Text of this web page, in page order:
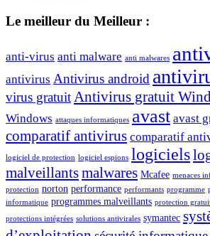
Le meilleur du Meilleur :
anti-virus anti malware anti malwares
antivirus Antivirus android
virus gratuitAntivirus gratuit
Windows attaques informatiques avast avast
comparatif antivirus comparatif
logiciel de protection logiciel espions logiciels
malveillantsmalwares Mcafee menaces
protection norton performance performants programme
informatique programmes malveillants protection
protections intégrées solutions antivirales symantec